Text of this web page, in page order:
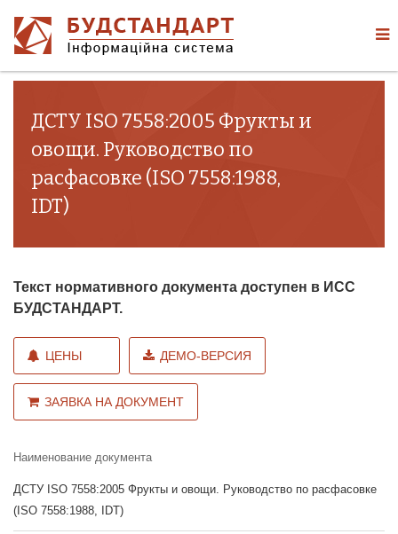
ДСТУ ISO 7558:2005 Фрукты и
овощи. Руководство по
расфасовке (ISO 7558:1988,
IDT)
Текст нормативного документа доступен в ИСС
БУДСТАНДАРТ.
ЦЕНЫ ДЕМО-ВЕРСИЯ
ЗАЯВКА НА ДОКУМЕНТ
Наименование документа
ДСТУ ISO 7558:2005 Фрукты и овощи. Руководство по расфасовке
(ISO 7558:1988, IDT)